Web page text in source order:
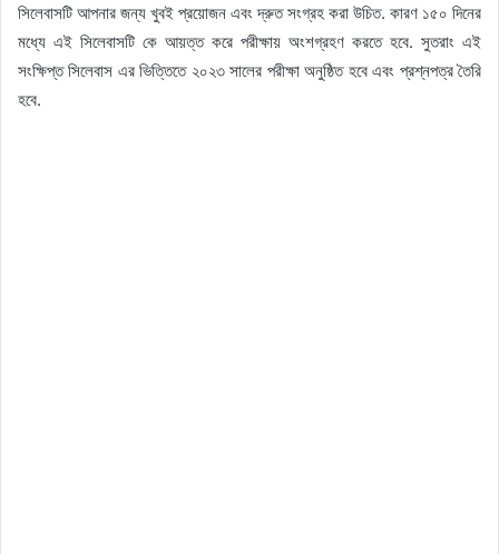
সিলেবাসটি আপনার জন্য খুবই প্রয়োজন এবং দ্রুত সংগ্রহ করা উচিত. কারণ ১৫০ দিনের
মধ্যে এই সিলেবাসটি কে আয়ত্ত করে পরীক্ষায় অংশগ্রহণ করতে হবে. সুতরাং এই
সংক্ষিপ্ত সিলেবাস এর ভিত্তিতে ২০২৩ সালের পরীক্ষা অনুষ্ঠিত হবে এবং প্রশ্নপত্র তৈরি
হবে.